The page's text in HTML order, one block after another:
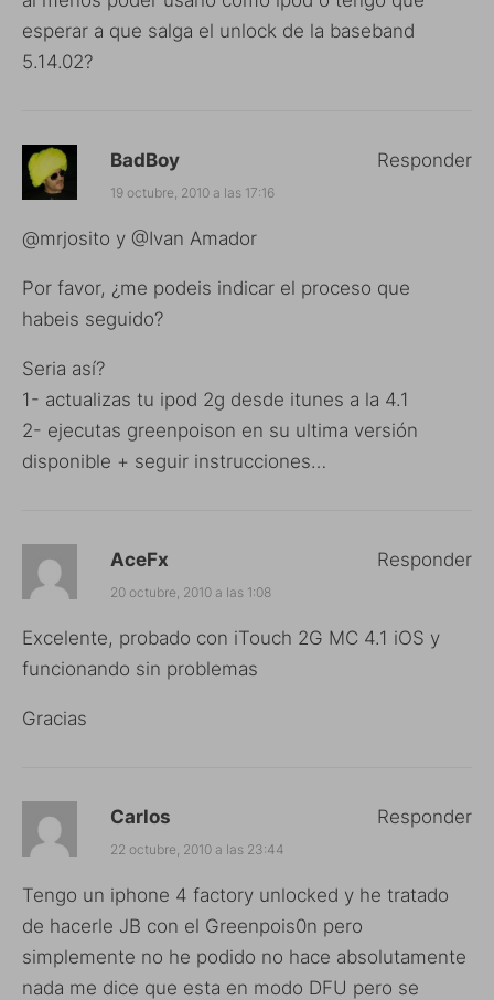
esperar a que salga el unlock de la baseband
5.14.02?
BadBoy
19 octubre, 2010 a las 17:16
@mrjosito y @Ivan Amador
Por favor, ¿me podeis indicar el proceso que
habeis seguido?
Seria así?
1- actualizas tu ipod 2g desde itunes a la 4.1
2- ejecutas greenpoison en su ultima versión
disponible + seguir instrucciones…
Responder
AceFx
20 octubre, 2010 a las 1:08
Excelente, probado con iTouch 2G MC 4.1 iOS y
funcionando sin problemas
Gracias
Responder
Carlos
22 octubre, 2010 a las 23:44
Tengo un iphone 4 factory unlocked y he tratado
de hacerle JB con el Greenpois0n pero
simplemente no he podido no hace absolutamente
nada me dice que esta en modo DFU pero se
Responder